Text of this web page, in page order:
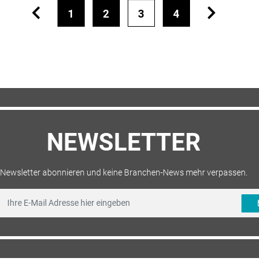
1 2 3 4
NEWSLETTER
Newsletter abonnieren und keine Branchen-News mehr verpassen.